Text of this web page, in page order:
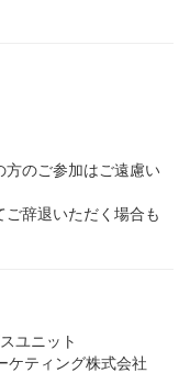
のご参加はご遠慮い
辞退いただく場合も
ユニット
ケティング株式会社